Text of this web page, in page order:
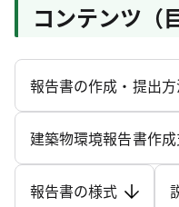
コンテンツ（
報告書の作成・提出
建築物環境報告書作
報告書の様式